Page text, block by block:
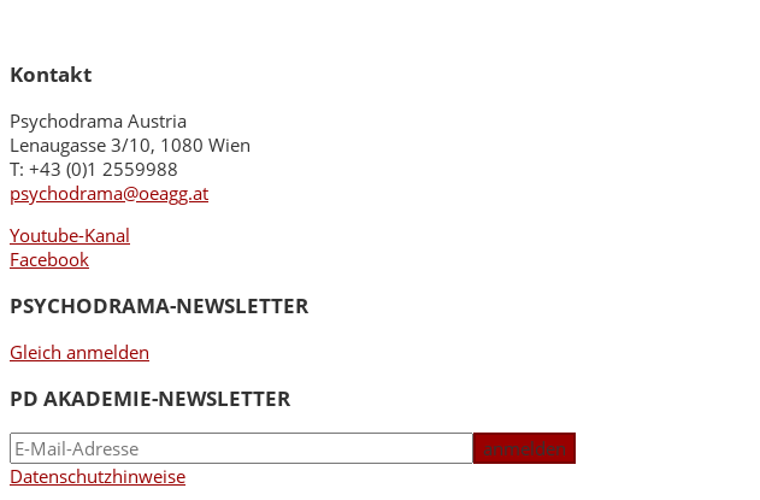
Kontakt
Psychodrama Austria
Lenaugasse 3/10, 1080 Wien
T: +43 (0)1 2559988
psychodrama@oeagg.at
Youtube-Kanal
Facebook
PSYCHODRAMA-NEWSLETTER
Gleich anmelden
PD AKADEMIE-NEWSLETTER
Datenschutzhinweise